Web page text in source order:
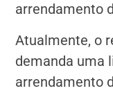
arrendamento
Atualmente, o
demanda uma
arrendamento